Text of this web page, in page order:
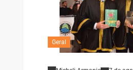
Geral
Micheli Armanje